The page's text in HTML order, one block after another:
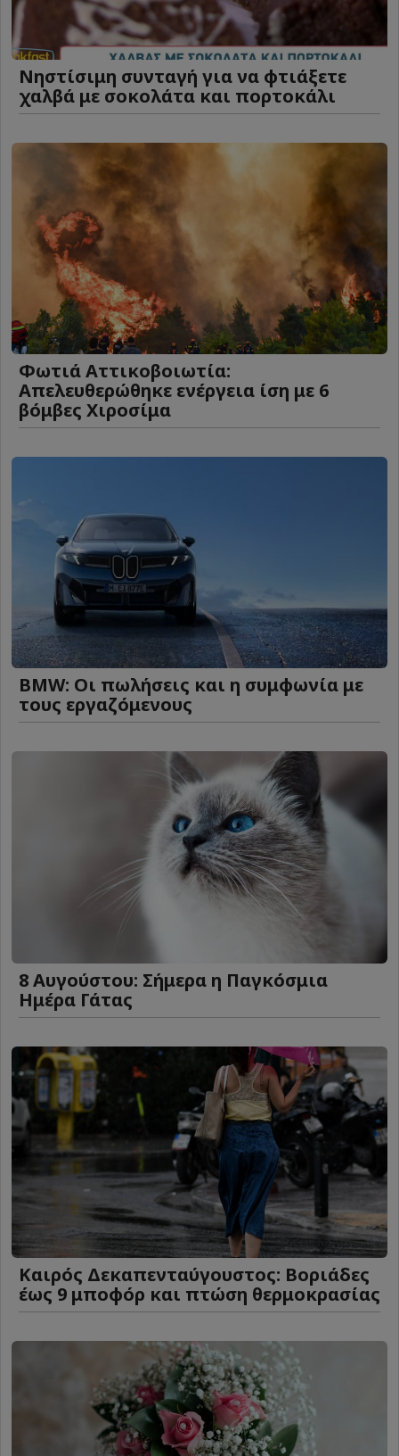
Νηστίσιμη συνταγή για να φτιάξετε
χαλβά με σοκολάτα και πορτοκάλι
Φωτιά Αττικοβοιωτία:
Απελευθερώθηκε ενέργεια ίση με 6
βόμβες Χιροσίμα
BMW: Οι πωλήσεις και η συμφωνία με
τους εργαζόμενους
8 Αυγούστου: Σήμερα η Παγκόσμια
Ημέρα Γάτας
Καιρός Δεκαπενταύγουστος: Βοριάδες
έως 9 μποφόρ και πτώση θερμοκρασίας